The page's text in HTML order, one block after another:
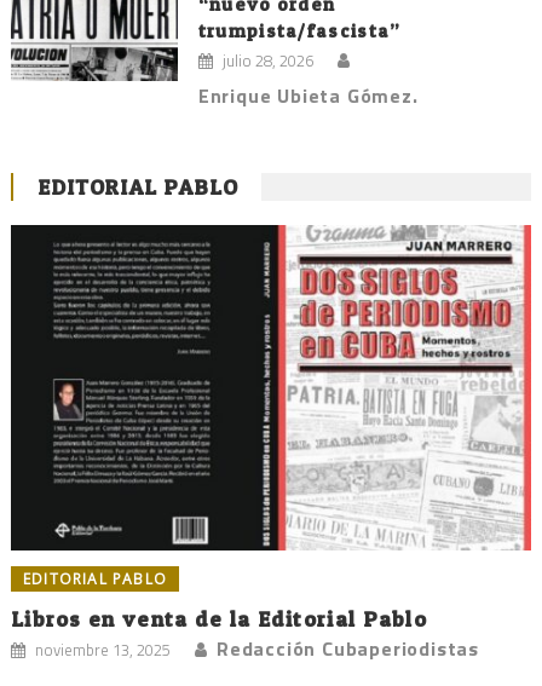
trumpista/fascista”
julio 28, 2026
Enrique Ubieta Gómez.
EDITORIAL PABLO
EDITORIAL PABLO
Libros en venta de la Editorial Pablo
noviembre 13, 2025 Redacción Cubaperiodistas